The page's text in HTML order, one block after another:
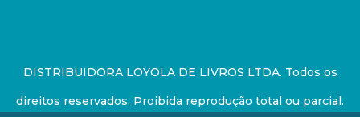
DISTRIBUIDORA LOYOLA DE LIVROS LTDA. Todos os
direitos reservados. Proibida reprodução total ou parcial.